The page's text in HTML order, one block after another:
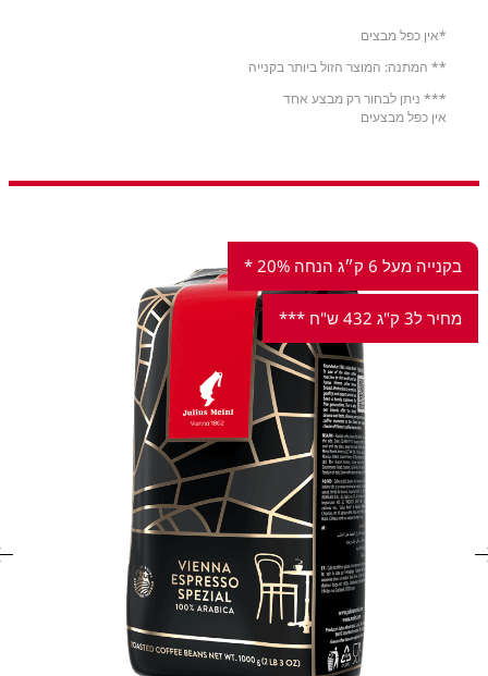
כפל מבצים
המתנה: המוצר הזול ביותר בקנייה
ניתן לבחור רק מבצע אחד
כפל מבצעים
6 ק״ג הנחה 20% *